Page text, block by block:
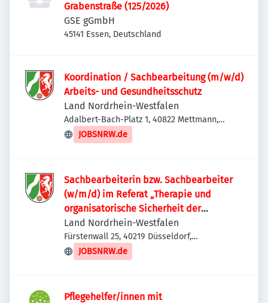
Grabenstraße (125/2026)
GSE gGmbH
45141 Essen, Deutschland
Koordination / Sachbearbeitung (m/w/d)
Arbeits- und Gesundheitsschutz
Land Nordrhein-Westfalen
Adalbert-Bach-Platz 1, 40822 Mettmann,
Deutschland
JOBSNRW.de
Sachbearbeiterin bzw. Sachbearbeiter
(w/m/d) im Referat „Therapie und
organisatorische Sicherheit der
forensischen Psychiatrie“
Land Nordrhein-Westfalen
Fürstenwall 25, 40219 Düsseldorf,
Deutschland
JOBSNRW.de
Pflegehelfer/innen mit